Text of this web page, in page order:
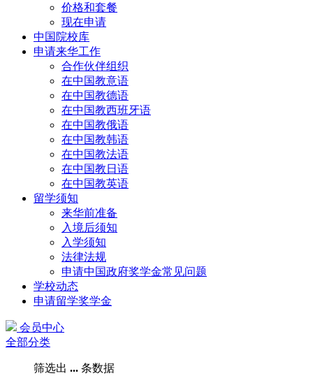
价格和套餐
现在申请
中国院校库
申请来华工作
合作伙伴组织
在中国教意语
在中国教德语
在中国教西班牙语
在中国教俄语
在中国教韩语
在中国教法语
在中国教日语
在中国教英语
留学须知
来华前准备
入境后须知
入学须知
法律法规
申请中国政府奖学金常见问题
学校动态
申请留学奖学金
会员中心
全部分类
筛选出 ... 条数据